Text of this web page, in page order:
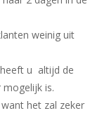
weinig uit
u altijd de
is.
het zal zeker